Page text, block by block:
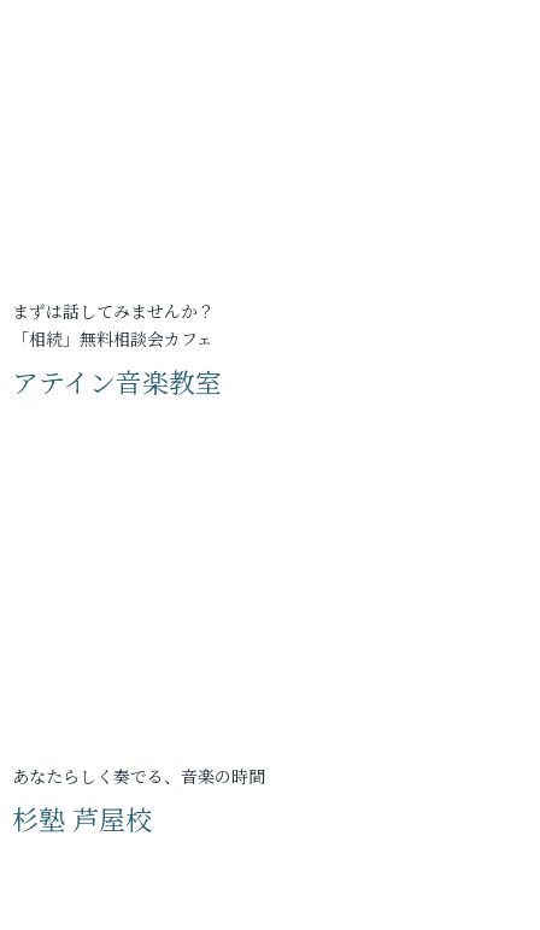
まずは話してみませんか？
「相続」無料相談会カフェ
アテイン音楽教室
あなたらしく奏でる、音楽の時間
杉塾 芦屋校